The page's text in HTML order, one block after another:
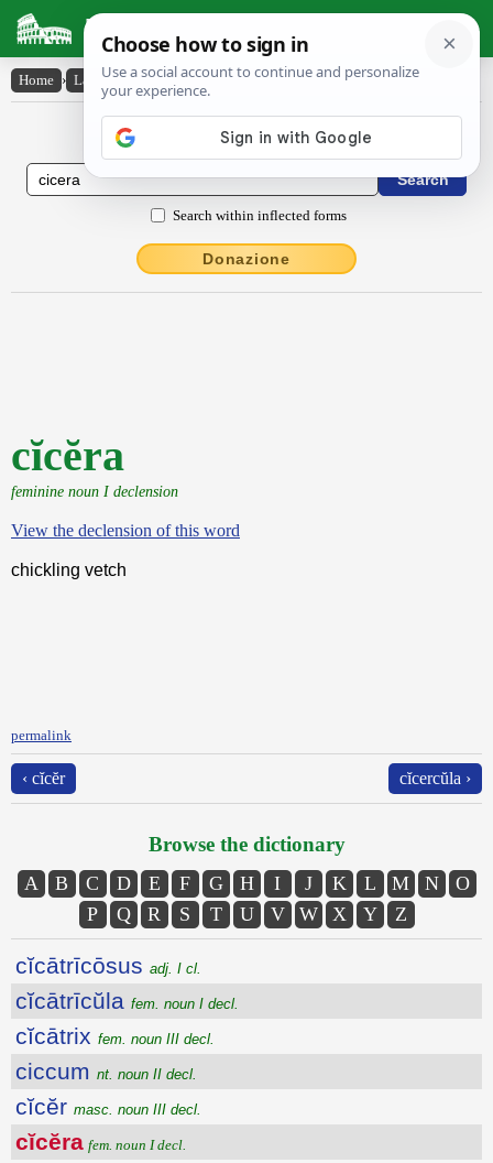
Latin Dictionary
Home › Latin-English › cĭcĕra
Latin to English Dictionary
Search within inflected forms
Donazione
cĭcĕra
feminine noun I declension
View the declension of this word
chickling vetch
permalink
‹ cĭcĕr cĭcercŭla ›
Browse the dictionary
A B C D E F G H I J K L M N
O
P
Q R S T U V W X Y Z
cĭcātrīcōsus adj. I cl.
cĭcātrīcŭla fem. noun I decl.
cĭcātrix fem. noun III decl.
ciccum nt. noun II decl.
cĭcĕr masc. noun III decl.
cĭcĕra fem. noun I decl.